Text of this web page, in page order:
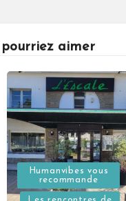
pourriez aimer
Posted
in
Humanvibes vous
recommande